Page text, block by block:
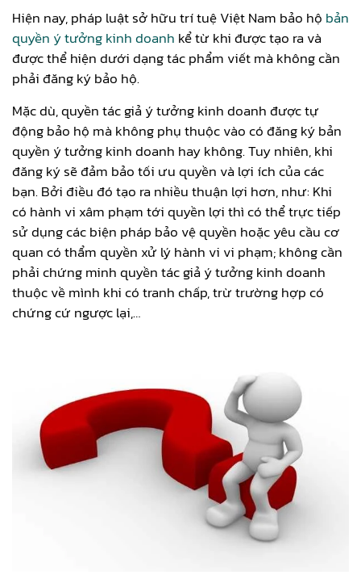
Hiện nay, pháp luật sở hữu trí tuệ Việt Nam bảo hộ bản
quyền ý tưởng kinh doanh kể từ khi được tạo ra và
được thể hiện dưới dạng tác phẩm viết mà không cần
phải đăng ký bảo hộ.
Mặc dù, quyền tác giả ý tưởng kinh doanh được tự
động bảo hộ mà không phụ thuộc vào có đăng ký bản
quyền ý tưởng kinh doanh hay không. Tuy nhiên, khi
đăng ký sẽ đảm bảo tối ưu quyền và lợi ích của các
bạn. Bởi điều đó tạo ra nhiều thuận lợi hơn, như: Khi
có hành vi xâm phạm tới quyền lợi thì có thể trực tiếp
sử dụng các biện pháp bảo vệ quyền hoặc yêu cầu cơ
quan có thẩm quyền xử lý hành vi vi phạm; không cần
phải chứng minh quyền tác giả ý tưởng kinh doanh
thuộc về mình khi có tranh chấp, trừ trường hợp có
chứng cứ ngược lại,…